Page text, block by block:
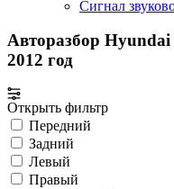
Сигнал
Авторазбор Hyundai
2012 год
Открыть фильтр
Передний
Задний
Левый
Правый